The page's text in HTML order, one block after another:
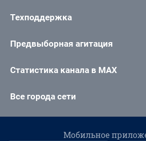
Техподдержка
Предвыборная агитация
Статистика канала в MAX
Все города сети
Мобильное